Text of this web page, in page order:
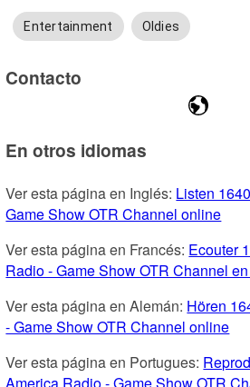
Entertainment Oldies
Contacto
En otros idiomas
Ver esta página en Inglés: Listen
Game Show OTR Channel online
Ver esta página en Francés: Ecouter
Radio - Game Show OTR Channel
Ver esta página en Alemán: Hören
- Game Show OTR Channel online
Ver esta página en Portugues:
America Radio - Game Show OTR